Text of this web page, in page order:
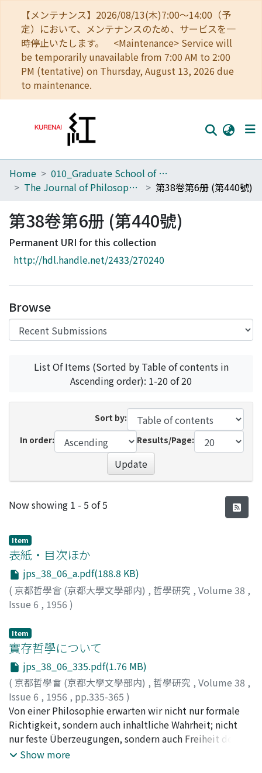
【メンテナンス】2026/08/13(木)7:00～14:00（予
定）において、メンテナンスのため、サービスを一
時停止いたします。 <Maintenance> Service will
be temporarily unavailable from 7:00 AM to 2:00
PM (tentative) on Thursday, August 13, 2026 due
to maintenance.
Home
Browse
Download Ranking
Access Statistics
Home
010_Graduate School of Letters
The Journal of Philosophical Studies
第38卷第6册 (第440號)
第38卷第6册 (第440號)
Permanent URI for this collection
http://hdl.handle.net/2433/270240
Browse
List Of Items (Sorted by Table of contents in
Ascending order): 1-20 of 20
Sort by:
In order:
Results/Page:
Update
Recent Submissions
Now showing 1 - 5 of 5
Item
表紙・目次ほか
jps_38_06_a.pdf(188.8 KB)
( 京都哲學會 (京都大學文學部内) , 哲學研究 , Volume 38 ,
Issue 6 , 1956 )
Item
實存哲學について
jps_38_06_335.pdf(1.76 MB)
( 京都哲學會 (京都大學文學部内) , 哲學研究 , Volume 38 ,
Issue 6 , 1956 , pp.335-365 )
クナウス, ゲルハルト;Knauss, Gerhard
Von einer Philosophie erwarten wir nicht nur formale
Richtigkeit, sondern auch inhaltliche Wahrheit; nicht
nur feste Überzeugungen, sondern auch Freiheit des
Denkens. Dem Positivismus mangelt das erstere, dem
Show more